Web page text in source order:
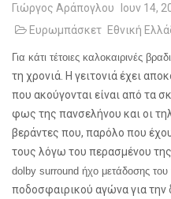
Γιώργος Αράπογλου Ιουν 14,
Ευρωμπάσκετ Εθνική
Για κάτι τέτοιες καλοκαιρινές
τη χρονιά. Η γειτονιά έχει
που ακούγονται είναι από τα
φως της πανσελήνου και οι
βεράντες που, παρόλο που
τους λόγω του περασμένου
dolby surround ήχο μετάδοσης του
ποδοσφαιρικού αγώνα για την